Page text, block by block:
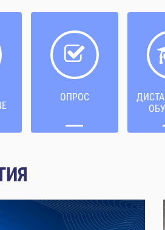
ОПРОС